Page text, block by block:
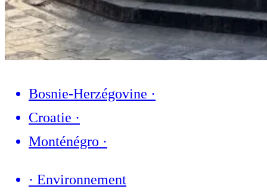
Bosnie-Herzégovine ·
Croatie ·
Monténégro ·
· Environnement